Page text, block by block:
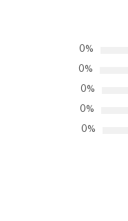
0%
0%
0%
0%
0%